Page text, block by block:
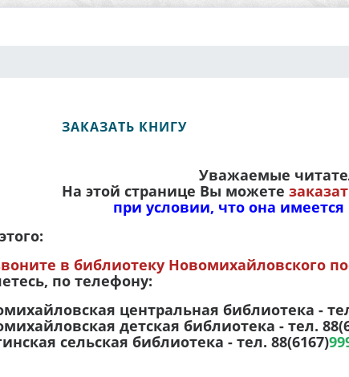
ЗАКАЗАТЬ КНИГУ
Уважаемые
На этой странице Вы можете
при условии, что она
в библиотеку Новомихайловского
по телефону:
центральная библиотека -
детская библиотека - тел.
сельская библиотека - тел. 88(6167)